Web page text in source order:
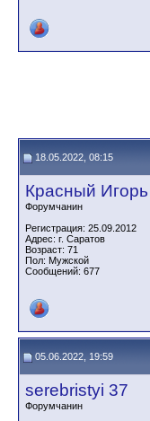
18.05.2022, 08:15
Красный Игорь
Форумчанин
Регистрация: 25.09.2012
Адрес: г. Саратов
Возраст: 71
Пол: Мужской
Сообщений: 677
05.06.2022, 19:59
serebristyi 37
Форумчанин